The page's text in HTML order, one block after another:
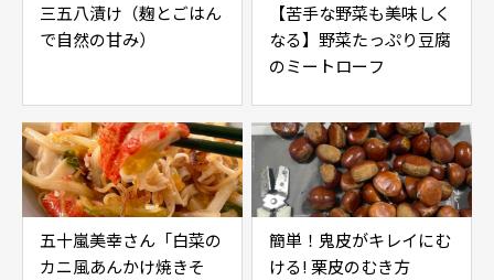
三五八漬け（麹とごはん
で自然の甘み）
【苦手な野菜も美味しく
なる】野菜たっぷり豆腐
のミートローフ
五十嵐美幸さん「白菜の
カニ風あんかけ焼きそ
簡単！鬼皮がキレイにむ
ける! 栗皮のむき方